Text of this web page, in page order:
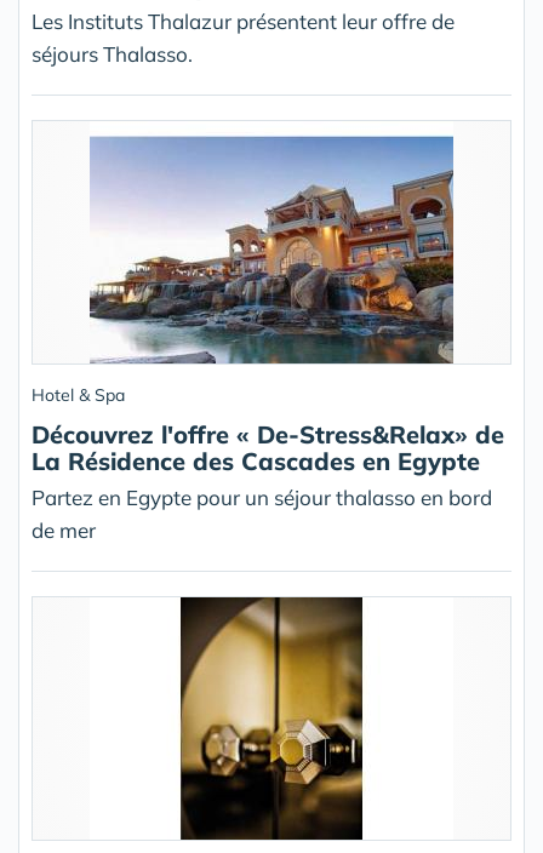
Les Instituts Thalazur présentent leur offre de
séjours Thalasso.
Hotel & Spa
Découvrez l'offre « De-Stress&Relax» de
La Résidence des Cascades en Egypte
Partez en Egypte pour un séjour thalasso en bord
de mer